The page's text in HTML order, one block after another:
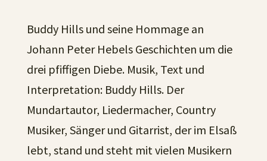
Buddy Hills und seine Hommage an
Johann Peter Hebels Geschichten um die
drei pfiffigen Diebe. Musik, Text und
Interpretation: Buddy Hills. Der
Mundartautor, Liedermacher, Country
Musiker, Sänger und Gitarrist, der im Elsaß
lebt, stand und steht mit vielen Musikern